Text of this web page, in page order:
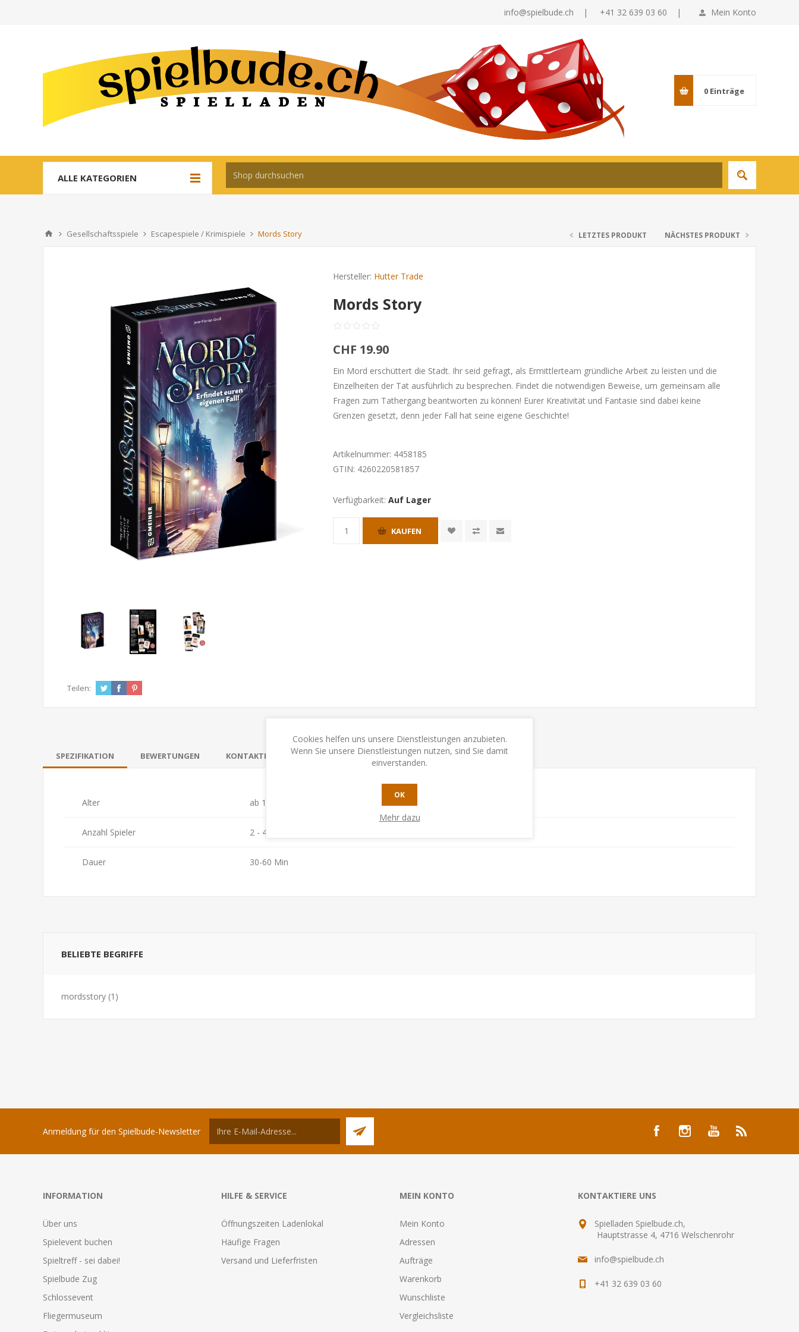
Mein Konto
info@spielbude.ch | +41 32 639 03 60 |
0 Einträge
ALLE KATEGORIEN
Gesellschaftsspiele Escapespiele / Krimispiele Mords Story LETZTES PRODUKT NÄCHSTES PRODUKT
Hersteller: Hutter Trade
Mords Story
CHF 19.90
Ein Mord erschüttert die Stadt. Ihr seid gefragt, als Ermittlerteam gründliche Arbeit zu leisten und die
Einzelheiten der Tat ausführlich zu besprechen. Findet die notwendigen Beweise, um gemeinsam alle
Fragen zum Tathergang beantworten zu können! Eurer Kreativität und Fantasie sind dabei keine
Grenzen gesetzt, denn jeder Fall hat seine eigene Geschichte!
Artikelnummer: 4458185
GTIN: 4260220581857
Verfügbarkeit: Auf Lager
KAUFEN
Teilen:
SPEZIFIKATION BEWERTUNGEN KONTAKTIEREN SIE UNS
Alter ab 14 Jahren
Anzahl Spieler 2 - 4
Dauer 30-60 Min
BELIEBTE BEGRIFFE
mordsstory (1)
Anmeldung für den Spielbude-Newsletter
INFORMATION
Über uns
Spielevent buchen
Spieltreff - sei dabei!
Spielbude Zug
Schlossevent
Fliegermuseum
HILFE & SERVICE
Öffnungszeiten Ladenlokal
Häufige Fragen
Versand und Lieferfristen
MEIN KONTO
Mein Konto
Adressen
Aufträge
Warenkorb
Wunschliste
Vergleichsliste
KONTAKTIERE UNS
Spielladen Spielbude.ch,
Hauptstrasse 4, 4716 Welschenrohr
info@spielbude.ch
+41 32 639 03 60
Cookies helfen uns unsere Dienstleistungen anzubieten.
Wenn Sie unsere Dienstleistungen nutzen, sind Sie damit
einverstanden.
OK
Mehr dazu